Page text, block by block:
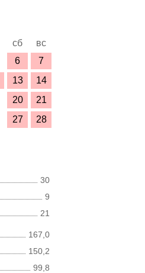
сб
вс
6
7
13
14
20
21
27
28
30
9
21
167,0
150,2
99,8